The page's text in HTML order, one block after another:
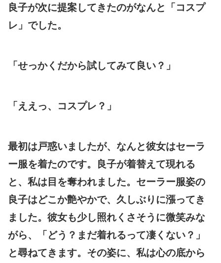
良子が次に提案してきたのがなんと「コスプ
レ」でした。
「せっかくだから試してみて良い？」
「ええっ、コスプレ？」
最初は戸惑いましたが、なんと彼女はセーラ
ー服を着たのです。良子が着替えて現れる
と、私は目を奪われました。セーラー服姿の
良子はどこか艶やかで、久しぶりに漲ってき
ました。彼女も少し照れくさそうに微笑みな
がら、「どう？まだ着れるって凄くない？」
と尋ねてきます。その姿に、私は心の底から